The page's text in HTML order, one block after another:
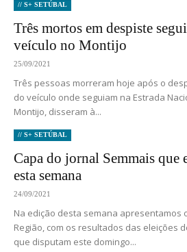
// S+ SETÚBAL
Três mortos em despiste
veículo no Montijo
25/09/2021
Três pessoas morreram hoje após o
do veículo onde seguiam na Estrada
Montijo, disseram à...
// S+ SETÚBAL
Capa do jornal Semmais que
esta semana
24/09/2021
Na edição desta semana apresentamos
Região, com os resultados das eleições
que disputam este domingo...